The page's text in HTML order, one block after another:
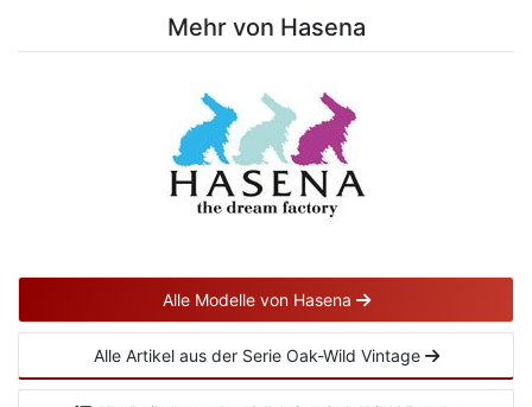
Mehr von Hasena
Alle Modelle von Hasena
Alle Artikel aus der Serie Oak-Wild Vintage